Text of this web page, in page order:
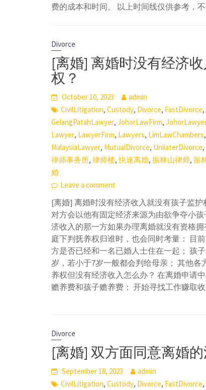
费的成本和时间。 以上时间线仅供参考，
Divorce
[离婚] 离婚时没有经济
权？
October 10, 2023
admin
CivilLitigation,Custody, Divorce, FastDivorce,
GelangPatahLawyer,JohorLawFirm,
Lawyer, LawyerFirm, Lawyers, LimLawChambers,
MalaysiaLawyer, MutualDivorce, UnilaterDivorce,
律师事务所,律师楼,快速离婚,振林山律师,振
婚
Leave a comment
[离婚] 离婚时没有经济收入就没有孩子监
对方会以他有固定经济来源为由欲争夺小
济收入的那一方如果办理离婚就没有资格
庭下判抚养权归谁时，也会同时考量： 目
方是否已经和一名已婚人士住在一起； 孩
岁，若小于7岁一般都会判给母亲； 其他
养权但没有经济收入怎么办？ 在离婚申请
赡养费和孩子赡养费； 开始寻找工作赚取收
Divorce
[离婚] 双方面同意离婚
September 18, 2023
admin
CivilLitigation,Custody, Divorce, FastDivorce,